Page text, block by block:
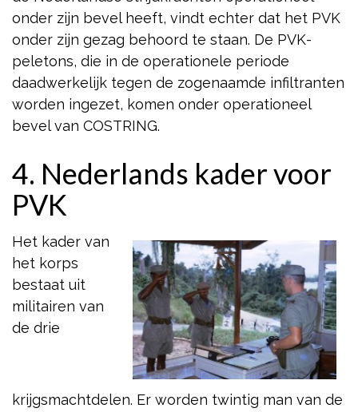
onder zijn bevel heeft, vindt echter dat het PVK
onder zijn gezag behoord te staan. De PVK-
peletons, die in de operationele periode
daadwerkelijk tegen de zogenaamde infiltranten
worden ingezet, komen onder operationeel
bevel van COSTRING.
4. Nederlands kader voor
PVK
Het kader van
het korps
bestaat uit
militairen van
de drie
krijgsmachtdelen. Er worden twintig man van de